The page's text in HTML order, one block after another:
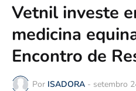
Vetnil investe
medicina
Encontro de
Por ISADORA - setembro